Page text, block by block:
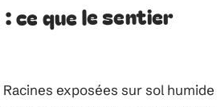
ce que le sentier
exposées sur sol humide